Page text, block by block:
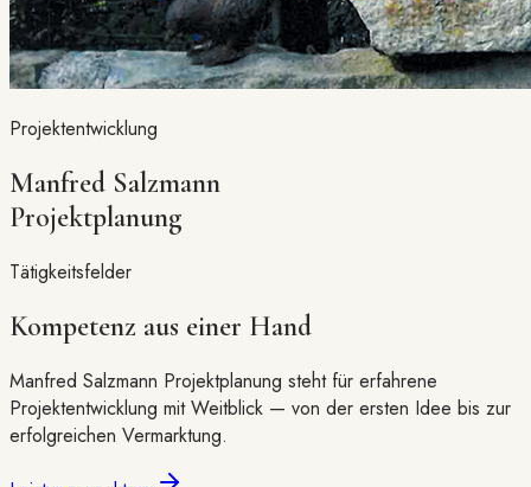
Projektentwicklung
Manfred Salzmann
Projektplanung
Tätigkeitsfelder
Kompetenz aus einer Hand
Manfred Salzmann Projektplanung steht für erfahrene
Projektentwicklung mit Weitblick — von der ersten Idee bis zur
erfolgreichen Vermarktung.